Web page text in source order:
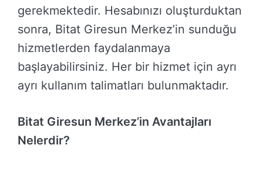
gerekmektedir. Hesabınızı oluşturduktan
sonra, Bitat Giresun Merkez’in sunduğu
hizmetlerden faydalanmaya
başlayabilirsiniz. Her bir hizmet için ayrı
ayrı kullanım talimatları bulunmaktadır.
Bitat Giresun Merkez’in Avantajları
Nelerdir?